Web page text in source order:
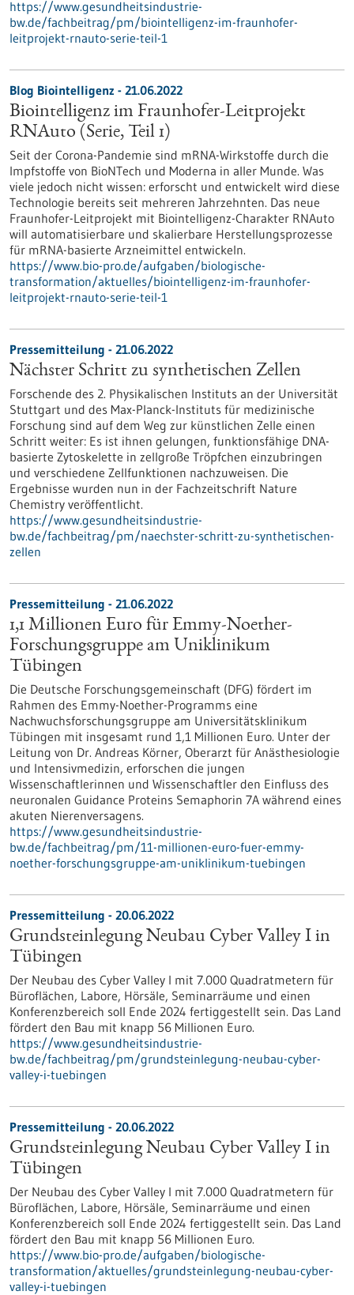
https://www.gesundheitsindustrie-
bw.de/fachbeitrag/pm/biointelligenz-im-fraunhofer-
leitprojekt-rnauto-serie-teil-1
Blog Biointelligenz - 21.06.2022
Biointelligenz im Fraunhofer-Leitprojekt
RNAuto (Serie, Teil 1)
Seit der Corona-Pandemie sind mRNA-Wirkstoffe durch die
Impfstoffe von BioNTech und Moderna in aller Munde. Was
viele jedoch nicht wissen: erforscht und entwickelt wird diese
Technologie bereits seit mehreren Jahrzehnten. Das neue
Fraunhofer-Leitprojekt mit Biointelligenz-Charakter RNAuto
will automatisierbare und skalierbare Herstellungsprozesse
für mRNA-basierte Arzneimittel entwickeln.
https://www.bio-pro.de/aufgaben/biologische-
transformation/aktuelles/biointelligenz-im-fraunhofer-
leitprojekt-rnauto-serie-teil-1
Pressemitteilung - 21.06.2022
Nächster Schritt zu synthetischen Zellen
Forschende des 2. Physikalischen Instituts an der Universität
Stuttgart und des Max-Planck-Instituts für medizinische
Forschung sind auf dem Weg zur künstlichen Zelle einen
Schritt weiter: Es ist ihnen gelungen, funktionsfähige DNA-
basierte Zytoskelette in zellgroße Tröpfchen einzubringen
und verschiedene Zellfunktionen nachzuweisen. Die
Ergebnisse wurden nun in der Fachzeitschrift Nature
Chemistry veröffentlicht.
https://www.gesundheitsindustrie-
bw.de/fachbeitrag/pm/naechster-schritt-zu-synthetischen-
zellen
Pressemitteilung - 21.06.2022
1,1 Millionen Euro für Emmy-Noether-
Forschungsgruppe am Uniklinikum
Tübingen
Die Deutsche Forschungsgemeinschaft (DFG) fördert im
Rahmen des Emmy-Noether-Programms eine
Nachwuchsforschungsgruppe am Universitätsklinikum
Tübingen mit insgesamt rund 1,1 Millionen Euro. Unter der
Leitung von Dr. Andreas Körner, Oberarzt für Anästhesiologie
und Intensivmedizin, erforschen die jungen
Wissenschaftlerinnen und Wissenschaftler den Einfluss des
neuronalen Guidance Proteins Semaphorin 7A während eines
akuten Nierenversagens.
https://www.gesundheitsindustrie-
bw.de/fachbeitrag/pm/11-millionen-euro-fuer-emmy-
noether-forschungsgruppe-am-uniklinikum-tuebingen
Pressemitteilung - 20.06.2022
Grundsteinlegung Neubau Cyber Valley I in
Tübingen
Der Neubau des Cyber Valley I mit 7.000 Quadratmetern für
Büroflächen, Labore, Hörsäle, Seminarräume und einen
Konferenzbereich soll Ende 2024 fertiggestellt sein. Das Land
fördert den Bau mit knapp 56 Millionen Euro.
https://www.gesundheitsindustrie-
bw.de/fachbeitrag/pm/grundsteinlegung-neubau-cyber-
valley-i-tuebingen
Pressemitteilung - 20.06.2022
Grundsteinlegung Neubau Cyber Valley I in
Tübingen
Der Neubau des Cyber Valley I mit 7.000 Quadratmetern für
Büroflächen, Labore, Hörsäle, Seminarräume und einen
Konferenzbereich soll Ende 2024 fertiggestellt sein. Das Land
fördert den Bau mit knapp 56 Millionen Euro.
https://www.bio-pro.de/aufgaben/biologische-
transformation/aktuelles/grundsteinlegung-neubau-cyber-
valley-i-tuebingen